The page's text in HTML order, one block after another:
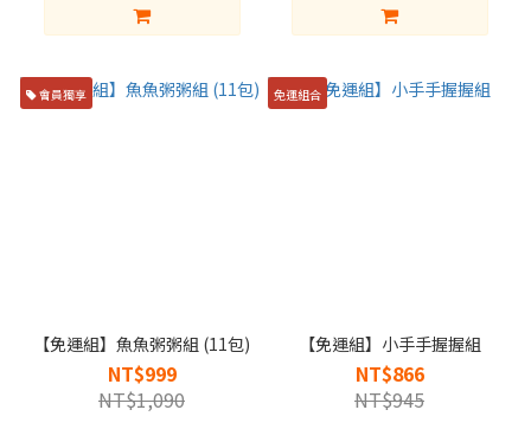
會員獨享
【免運組】魚魚粥粥組 (11包)
NT$999
NT$1,090
免運組合
【免運組】小手手握握組
NT$866
NT$945